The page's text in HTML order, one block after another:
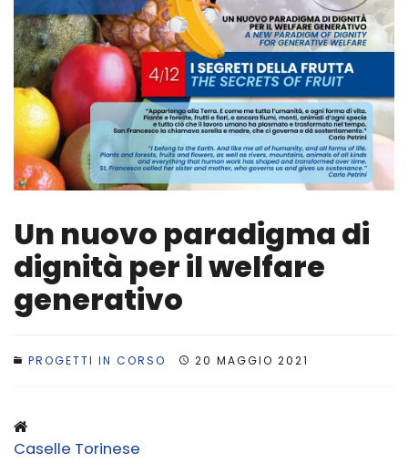
Un nuovo paradigma di
dignità per il welfare
generativo
PROGETTI IN CORSO 20 MAGGIO 2021
Caselle Torinese